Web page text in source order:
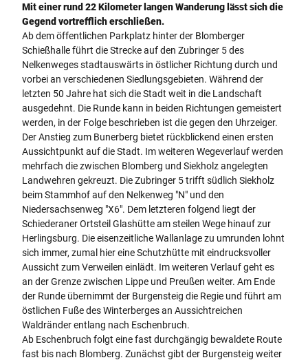
i
t
u
n
g
_
T
e
u
t
o
n
a
v
i
g
a
t
o
r
.
p
n
g
Mit einer rund 22 Kilometer langen Wanderung lässt sich die
Gegend vortrefflich erschließen.
Ab dem öffentlichen Parkplatz hinter der Blomberger
Schießhalle führt die Strecke auf den Zubringer 5 des
Nelkenweges stadtauswärts in östlicher Richtung durch und
vorbei an verschiedenen Siedlungsgebieten. Während der
letzten 50 Jahre hat sich die Stadt weit in die Landschaft
ausgedehnt. Die Runde kann in beiden Richtungen gemeistert
werden, in der Folge beschrieben ist die gegen den Uhrzeiger.
Der Anstieg zum Bunerberg bietet rückblickend einen ersten
Aussichtpunkt auf die Stadt. Im weiteren Wegeverlauf werden
mehrfach die zwischen Blomberg und Siekholz angelegten
Landwehren gekreuzt. Die Zubringer 5 trifft südlich Siekholz
beim Stammhof auf den Nelkenweg "N" und den
Niedersachsenweg "X6". Dem letzteren folgend liegt der
Schiederaner Ortsteil Glashütte am steilen Wege hinauf zur
Herlingsburg. Die eisenzeitliche Wallanlage zu umrunden lohnt
sich immer, zumal hier eine Schutzhütte mit eindrucksvoller
Aussicht zum Verweilen einlädt. Im weiteren Verlauf geht es
an der Grenze zwischen Lippe und Preußen weiter. Am Ende
der Runde übernimmt der Burgensteig die Regie und führt am
östlichen Fuße des Winterberges an Aussichtreichen
Waldränder entlang nach Eschenbruch.
Ab Eschenbruch folgt eine fast durchgängig bewaldete Route
fast bis nach Blomberg. Zunächst gibt der Burgensteig weiter